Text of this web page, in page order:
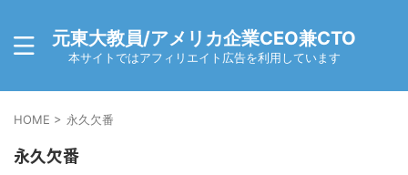
元東大教員/アメリカ企業CEO兼CTO
本サイトではアフィリエイト広告を利用しています
HOME > 永久欠番
永久欠番